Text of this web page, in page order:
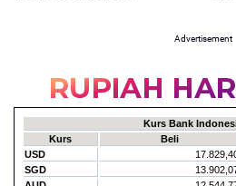
Advertisement